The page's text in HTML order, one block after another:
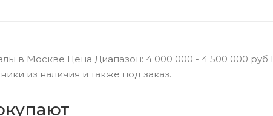
в Москве Цена Диапазон: 4 000 000 - 4 500 000
из наличия и также под заказ.